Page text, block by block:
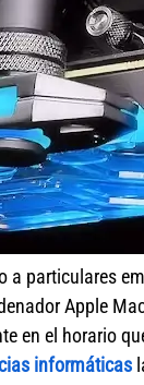
a particulares
Apple
en el horario
informáticas